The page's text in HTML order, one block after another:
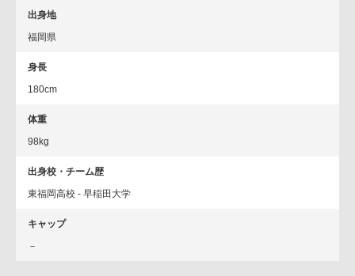
出身地
福岡県
身長
180cm
体重
98kg
出身校・チーム歴
東福岡高校 - 早稲田大学
キャップ
－